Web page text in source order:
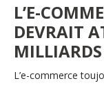
L’E-
DEVRAIT
MILLIARDS
L’e-commerce